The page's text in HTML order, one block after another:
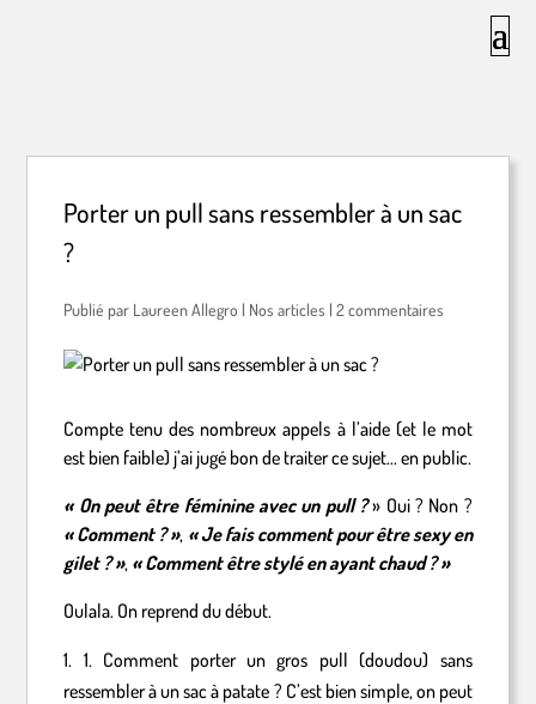
Porter un pull sans ressembler à un sac
?
par Laureen Allegro | Nos articles |2 commentaires
Compte tenu des nombreux appels à l’aide (et le mot
est bien faible) j’ai jugé bon de traiter ce sujet… en public.
« On peut être féminine avec un pull ?» Oui ? Non ?
« Comment ? », « Je fais comment pour être sexy en
gilet ? », « Comment être stylé en ayant chaud ? »
Oulala. On reprend du début.
1. Comment porter un gros pull (doudou) sans
ressembler à un sac à patate ? C’est bien simple, on peut